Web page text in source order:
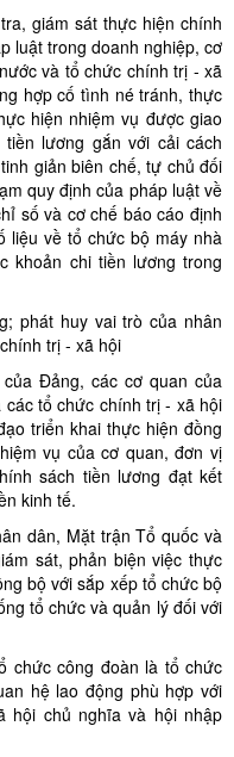
giám sát thực hiện chính
luật trong doanh nghiệp, cơ
và tổ chức chính trị - xã
hợp cố tình né tránh, thực
hiện nhiệm vụ được giao
lương gắn với cải cách
giản biên chế, tự chủ đối
quy định của pháp luật về
số và cơ chế báo cáo định
liệu về tổ chức bộ máy nhà
khoản chi tiền lương trong
phát huy vai trò của nhân
trị - xã hội
Đảng, các cơ quan của
tổ chức chính trị - xã hội
triển khai thực hiện đồng
vụ của cơ quan, đơn vị
sách tiền lương đạt kết
kinh tế.
dân, Mặt trận Tổ quốc và
sát, phản biện việc thực
bộ với sắp xếp tổ chức bộ
tổ chức và quản lý đối với
chức công đoàn là tổ chức
hệ lao động phù hợp với
hội chủ nghĩa và hội nhập